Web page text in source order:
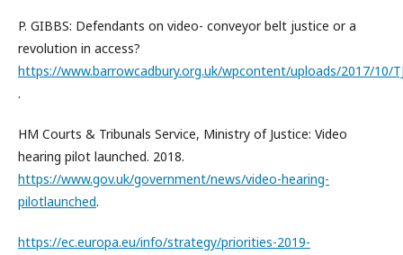
P. GIBBS: Defendants on video- conveyor belt justice or a
revolution in access?
https://www.barrowcadbury.org.uk/wpcontent/uploads/2017/10/
.
HM Courts & Tribunals Service, Ministry of Justice: Video
hearing pilot launched. 2018.
https://www.gov.uk/government/news/video-hearing-
pilotlaunched.
https://ec.europa.eu/info/strategy/priorities-2019-